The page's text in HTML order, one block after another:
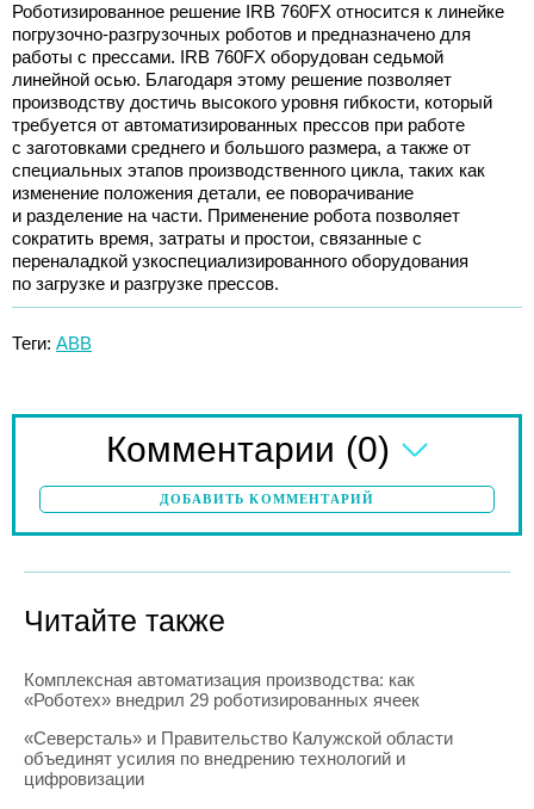
Роботизированное решение IRB 760FX относится к линейке
погрузочно-разгрузочных роботов и предназначено для
работы с прессами. IRB 760FX оборудован седьмой
линейной осью. Благодаря этому решение позволяет
производству достичь высокого уровня гибкости, который
требуется от автоматизированных прессов при работе
с заготовками среднего и большого размера, а также от
специальных этапов производственного цикла, таких как
изменение положения детали, ее поворачивание
и разделение на части. Применение робота позволяет
сократить время, затраты и простои, связанные с
переналадкой узкоспециализированного оборудования
по загрузке и разгрузке прессов.
Теги: ABB
Комментарии (0)
ДОБАВИТЬ КОММЕНТАРИЙ
Читайте также
Комплексная автоматизация производства: как
«Роботех» внедрил 29 роботизированных ячеек
«Северсталь» и Правительство Калужской области
объединят усилия по внедрению технологий и
цифровизации